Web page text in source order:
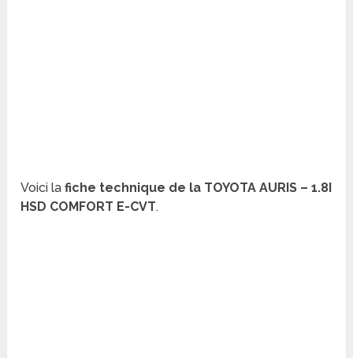
Voici la fiche technique de la TOYOTA AURIS – 1.8I
HSD COMFORT E-CVT.